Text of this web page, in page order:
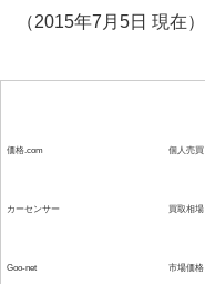
（2015年7月5日 現在）
価格.com 個人売買
カーセンサー 買取相場
Goo-net 市場価格